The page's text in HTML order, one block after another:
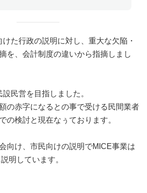
た行政の説明に対し、重大な欠陥・
を、会計制度の違いから指摘しまし
民営を目指しました。
の赤字になるとの事で受ける民間業者
の検討と現在なぅております。
向け、市民向けの説明でMICE事業は
明しています。